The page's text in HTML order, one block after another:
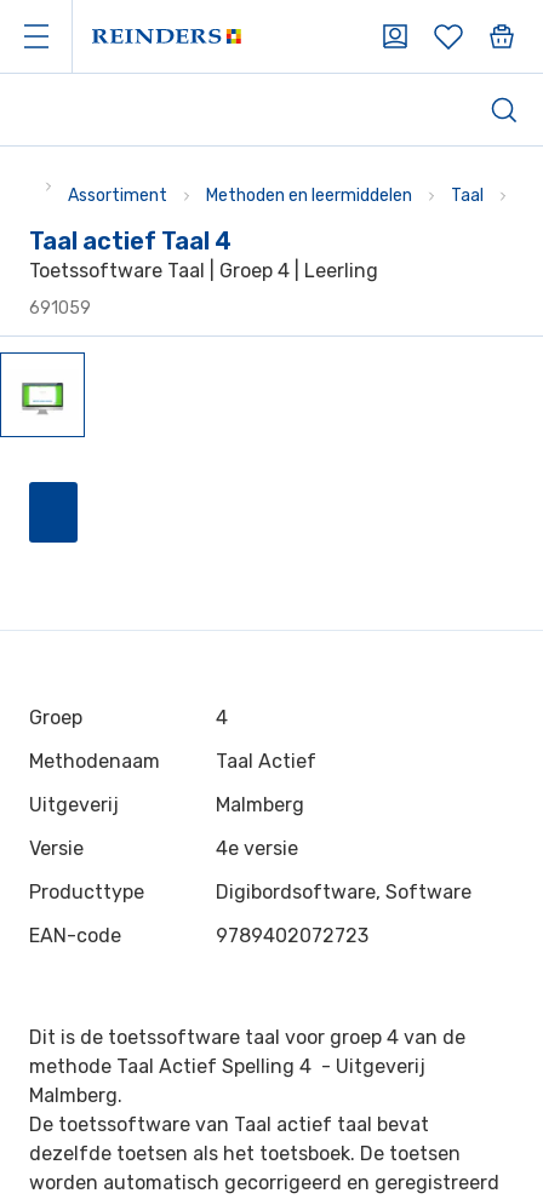
Assortiment Methoden en leermiddelen Taal
Taal actief Taal 4
Toetssoftware Taal | Groep 4 | Leerling
691059
Groep
4
Methodenaam
Taal Actief
Uitgeverij
Malmberg
Versie
4e versie
Producttype
Digibordsoftware, Software
EAN-code
9789402072723
Dit is de toetssoftware taal voor groep 4 van de
methode Taal Actief Spelling 4 - Uitgeverij
Malmberg.
De toetssoftware van Taal actief taal bevat
dezelfde toetsen als het toetsboek. De toetsen
worden automatisch gecorrigeerd en geregistreerd